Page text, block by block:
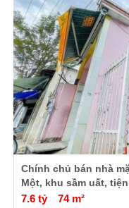
Chính chủ bán nhà
Một, khu sầm uất,
7.6 tỷ 74 m²